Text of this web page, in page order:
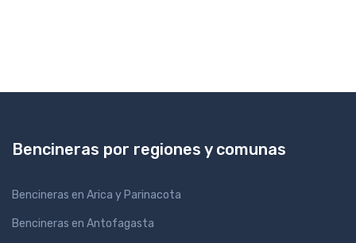
Bencineras por regiones y comunas
Bencineras en Arica y Parinacota
Bencineras en Antofagasta